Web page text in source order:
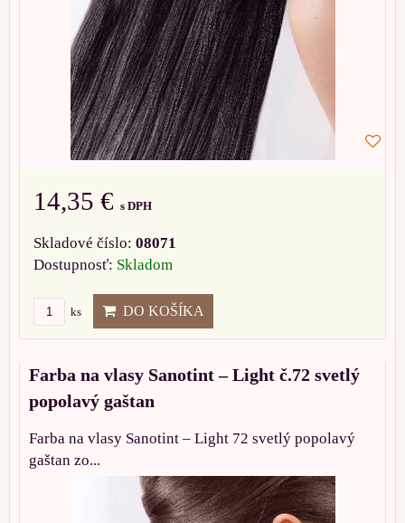
14,35 € s DPH
Skladové číslo: 08071
Dostupnosť: Skladom
ks DO KOŠÍKA
Farba na vlasy Sanotint – Light č.72 svetlý
popolavý gaštan
Farba na vlasy Sanotint – Light 72 svetlý popolavý
gaštan zo...